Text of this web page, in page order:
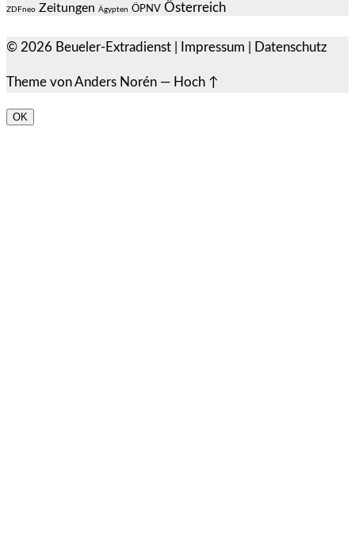
ZDFneo Zeitungen Ägypten ÖPNV Österreich
© 2026 Beueler-Extradienst Impressum Datenschutz
Theme vonAnders Norén — Hoch ↑
OK